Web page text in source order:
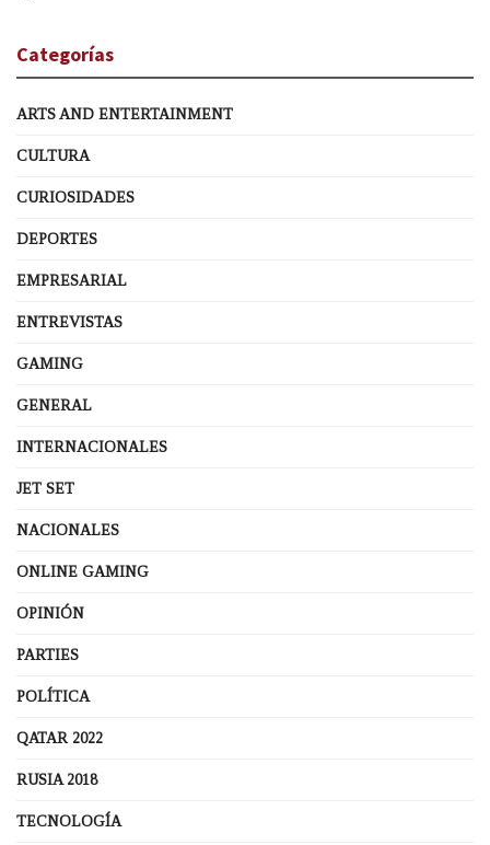
Categorías
ARTS AND ENTERTAINMENT
CULTURA
CURIOSIDADES
DEPORTES
EMPRESARIAL
ENTREVISTAS
GAMING
GENERAL
INTERNACIONALES
JET SET
NACIONALES
ONLINE GAMING
OPINIÓN
PARTIES
POLÍTICA
QATAR 2022
RUSIA 2018
TECNOLOGÍA